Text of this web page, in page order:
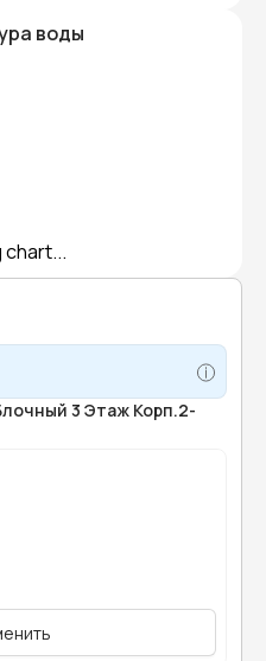
воды
chart...
3 Этаж Корп.2-